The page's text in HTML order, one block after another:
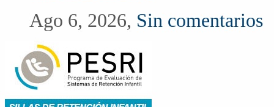
Ago 6, 2026, Sin comentarios